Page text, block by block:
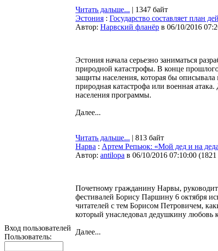
Вход пользователей
Пользователь:
Читать дальше... | 1347 байт
Эстония : Государство составляет план
Автор: Нарвский фланёр в 06/10/2016
Эстония начала серьезно заниматься
природной катастрофы. В конце
защиты населения, которая бы
природная катастрофа или военная
населения программы.
Далее...
Читать дальше... | 813 байт
Нарва : Артем Репьюк: «Мой дед и на
Автор: antilopa в 06/10/2016 07:10:00 (
Почетному гражданину Нарвы,
фестивалей Борису Паршину 6 октября
читателей с тем Борисом Петровичем,
который унаследовал дедушкину любовь
Далее...